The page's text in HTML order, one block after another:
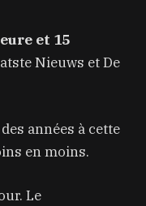
et 15
Nieuws et De
années à cette
en moins.
Le